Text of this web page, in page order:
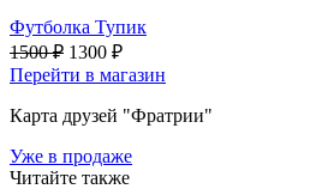
Футболка Тупик
1500 ₽ 1300 ₽
Перейти в магазин
Карта друзей "Фратрии"
Уже в продаже
Читайте также